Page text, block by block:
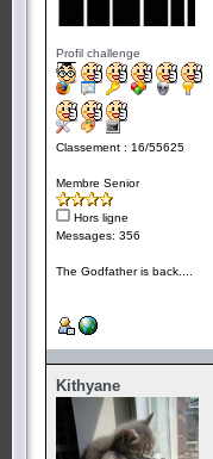
Profil challenge
Classement : 16/55625
Membre Senior
Hors ligne
Messages: 356
The Godfather is back....
Kithyane